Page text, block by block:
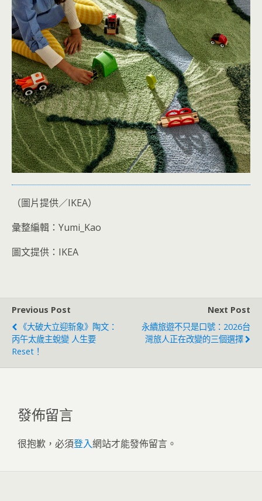
（圖片提供／IKEA）
彙整編輯：Yumi_Kao
圖文提供：IKEA
Previous Post
《大破大立迎新象》陶文：
丙午太歲主蛻變 人生要
Reset！
Next Post
永續旅遊不只是口號：2026台
灣旅人正在改變的三個選擇
發佈留言
很抱歉，必須登入網站才能發佈留言。